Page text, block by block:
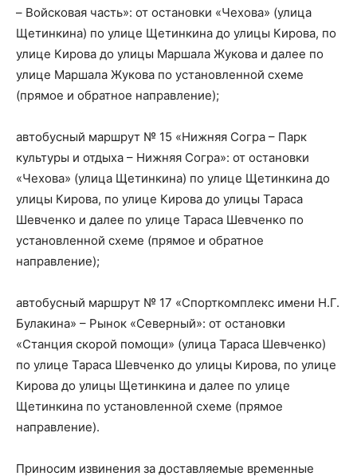
– Войсковая часть»: от остановки «Чехова» (улица
Щетинкина) по улице Щетинкина до улицы Кирова, по
улице Кирова до улицы Маршала Жукова и далее по
улице Маршала Жукова по установленной схеме
(прямое и обратное направление);
автобусный маршрут № 15 «Нижняя Согра – Парк
культуры и отдыха – Нижняя Согра»: от остановки
«Чехова» (улица Щетинкина) по улице Щетинкина до
улицы Кирова, по улице Кирова до улицы Тараса
Шевченко и далее по улице Тараса Шевченко по
установленной схеме (прямое и обратное
направление);
автобусный маршрут № 17 «Спорткомплекс имени Н.Г.
Булакина» – Рынок «Северный»: от остановки
«Станция скорой помощи» (улица Тараса Шевченко)
по улице Тараса Шевченко до улицы Кирова, по улице
Кирова до улицы Щетинкина и далее по улице
Щетинкина по установленной схеме (прямое
направление).
Приносим извинения за доставляемые временные